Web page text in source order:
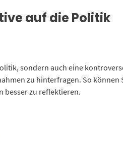
auf die Politik
sondern auch eine
zu hinterfragen. So können
besser zu reflektieren.